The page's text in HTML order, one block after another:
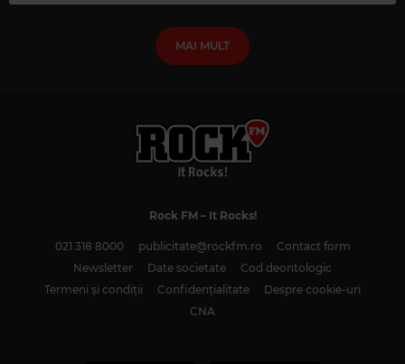
MAI MULT
Rock FM– It Rocks!
021 318 8000 publicitate@rockfm.ro
Contact form
Newsletter
Date societate
Cod deontologic
Termeni și condiții
Confidențialitate
Despre cookie-uri
CNA